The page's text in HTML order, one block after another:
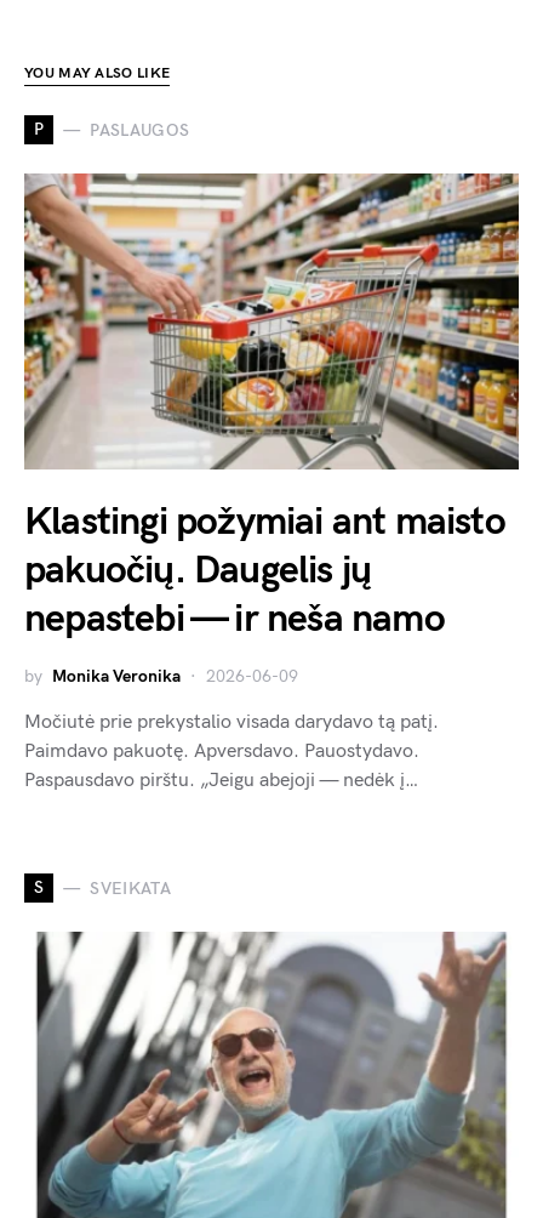
YOU MAY ALSO LIKE
P PASLAUGOS
Klastingi požymiai ant maisto
pakuočių. Daugelis jų
nepastebi — ir neša namo
by Monika Veronika 2026-06-09
Močiutė prie prekystalio visada darydavo tą patį.
Paimdavo pakuotę. Apversdavo. Pauostydavo.
Paspausdavo pirštu. „Jeigu abejoji — nedėk į…
S SVEIKATA